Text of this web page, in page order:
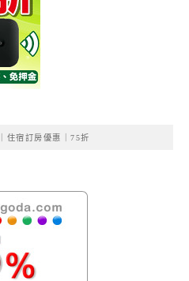
住宿訂房優惠｜75折